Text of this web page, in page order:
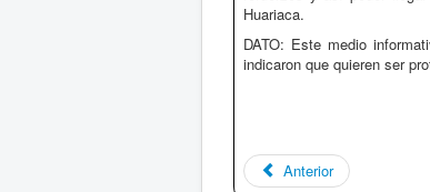
Huariaca.
DATO: Este medio
indicaron que quieren ser
Anterior